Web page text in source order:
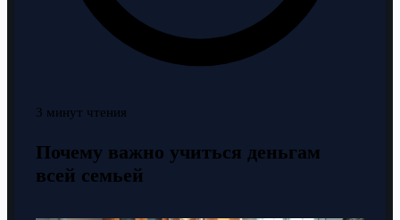
3 минут чтения
Почему важно учиться деньгам
всей семьей